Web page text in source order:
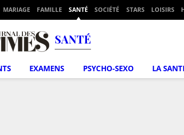
MARIAGE FAMILLE SANTÉ SOCIÉTÉ STARS LOISIRS
SANTÉ
EXAMENS PSYCHO-SEXO LA